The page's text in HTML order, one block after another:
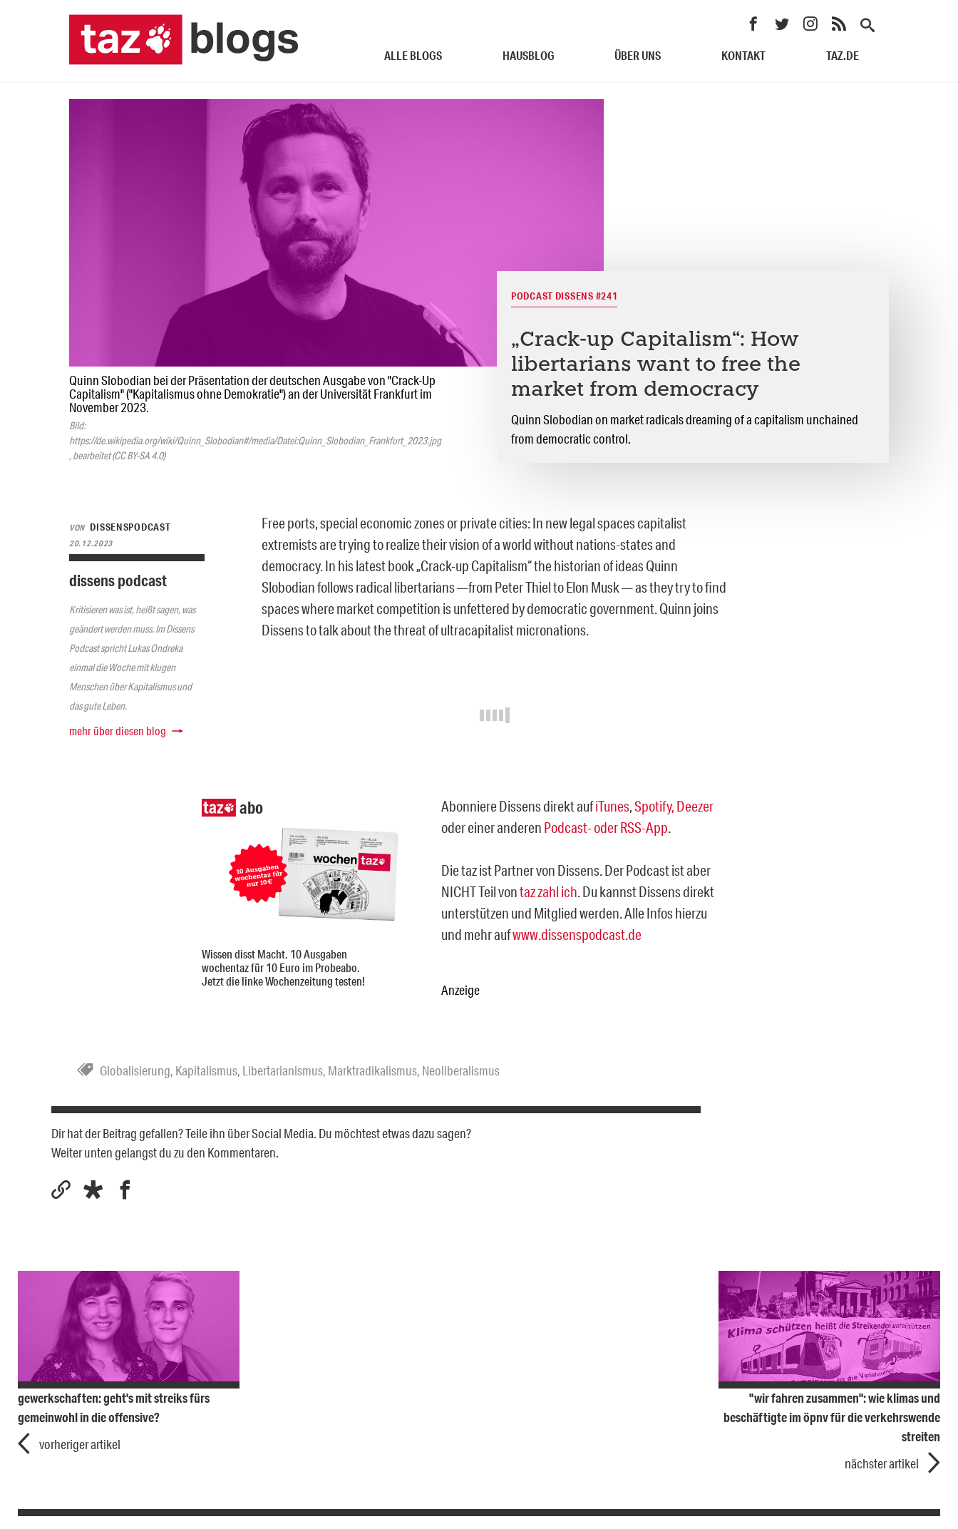
ALLE BLOGS HAUSBLOG ÜBER UNS KONTAKT TAZ.DE
Quinn Slobodian bei der Präsentation der deutschen Ausgabe von "Crack-Up
Capitalism" ("Kapitalismus ohne Demokratie") an der Universität Frankfurt im
November 2023.
Bild:
https://de.wikipedia.org/wiki/Quinn_Slobodian#/media/Datei:Quinn_Slobodian_Frankfurt_2023.jpg
, bearbeitet (CC BY-SA 4.0)
PODCAST DISSENS #241
„Crack-up Capitalism“: How
libertarians want to free the
market from democracy
Quinn Slobodian on market radicals dreaming of a capitalism unchained
from democratic control.
VON DISSENSPODCAST
20.12.2023
dissens podcast
Kritisieren was ist, heißt sagen, was
geändert werden muss. Im Dissens
Podcast spricht Lukas Ondreka
einmal die Woche mit klugen
Menschen über Kapitalismus und
das gute Leben.
mehr über diesen blog
Free ports, special economic zones or private cities: In new legal spaces capitalist
extremists are trying to realize their vision of a world without nations-states and
democracy. In his latest book „Crack-up Capitalism“ the historian of ideas Quinn
Slobodian follows radical libertarians —from Peter Thiel to Elon Musk — as they try to find
spaces where market competition is unfettered by democratic government. Quinn joins
Dissens to talk about the threat of ultracapitalist micronations.
abo
Wissen disst Macht. 10 Ausgaben
wochentaz für 10 Euro im Probeabo.
Jetzt die linke Wochenzeitung testen!
Abonniere Dissens direkt aufiTunes,Spotify, Deezer
oder einer anderen Podcast- oder RSS-App.
Die taz ist Partner von Dissens. Der Podcast ist aber
NICHT Teil vontaz zahl ich. Du kannst Dissens direkt
unterstützen und Mitglied werden. Alle Infos hierzu
und mehr aufwww.dissenspodcast.de
Anzeige
Globalisierung, Kapitalismus, Libertarianismus, Marktradikalismus, Neoliberalismus
Dir hat der Beitrag gefallen? Teile ihn über Social Media. Du möchtest etwas dazu sagen?
Weiter unten gelangst du zu den Kommentaren.
gewerkschaften: geht's mit streiks fürs
gemeinwohl in die offensive?
vorheriger artikel
"wir fahren zusammen": wie klimas und
beschäftigte im öpnv für die verkehrswende
streiten
nächster artikel